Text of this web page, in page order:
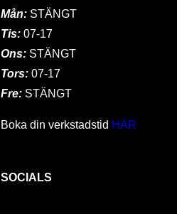
Mån: STÄNGT
Tis: 07-17
Ons:STÄNGT
Tors: 07-17
Fre: STÄNGT
Boka din verkstadstid HÄR
SOCIALS